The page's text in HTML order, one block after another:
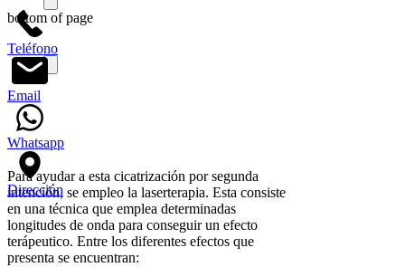
Para ayudar a esta cicatrización por segunda
intención, se empleo la laserterapia. Esta consiste
en una técnica que emplea determinadas
longitudes de onda para conseguir un efecto
terápeutico. Entre los diferentes efectos que
presenta se encuentran:
Teléfono
Email
Whatsapp
Dirección
bottom of page